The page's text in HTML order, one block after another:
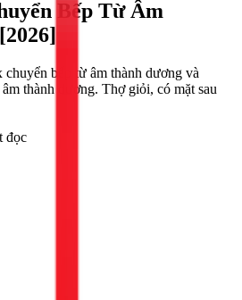
Bếp Từ Âm
chuyển bếp từ âm thành dương và
âm thành dương. Thợ giỏi, có mặt sau
đọc